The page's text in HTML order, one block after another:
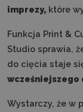
imprezy, które
Funkcja Print &
Studio sprawia,
do cięcia staje
wcześniejszego
Wystarczy, że w